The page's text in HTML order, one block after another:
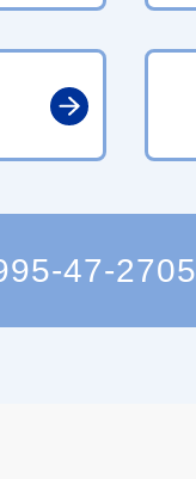
47-2705